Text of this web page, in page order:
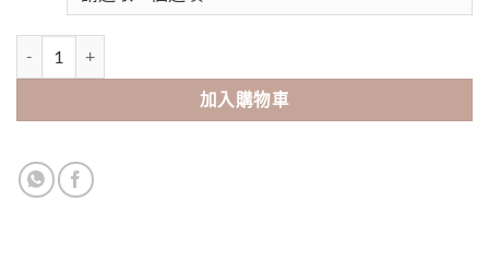
加入購物車